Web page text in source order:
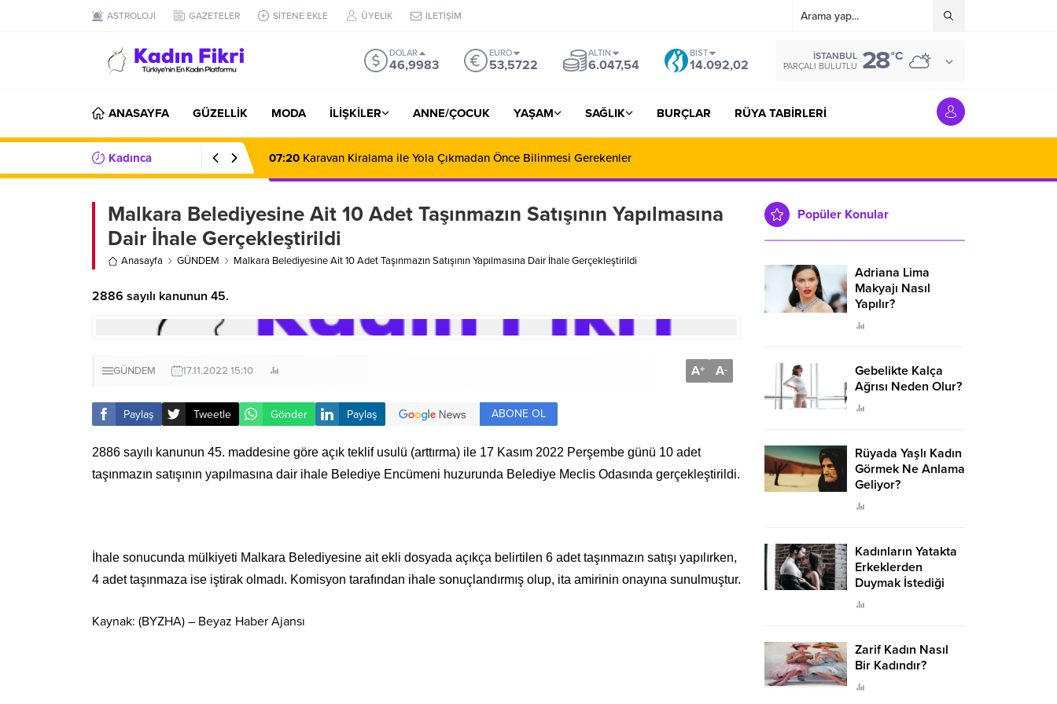
ASTROLOJİ GAZETELER SİTENE EKLE ÜYELİK İLETİŞİM
DOLAR
46,9983
EURO
53,5722
ALTIN
6.047,54
BIST
14.092,02
İSTANBUL
PARÇALI BULUTLU 28°C
ANASAYFA GÜZELLİK MODA İLİŞKİLER ANNE/ÇOCUK YAŞAM SAĞLIK BURÇLAR RÜYA TABİRLERİ
Kadınca 07:20 Karavan Kiralama ile Yola Çıkmadan Önce Bilinmesi Gerekenler
Malkara Belediyesine Ait 10 Adet Taşınmazın Satışının Yapılmasına
Dair İhale Gerçekleştirildi
Anasayfa GÜNDEM Malkara Belediyesine Ait 10 Adet Taşınmazın Satışının Yapılmasına Dair İhale Gerçekleştirildi
2886 sayılı kanunun 45.
GÜNDEM 17.11.2022 15:10 A+ A-
Paylaş Tweetle Gönder Paylaş ABONE OL
2886 sayılı kanunun 45. maddesine göre açık teklif usulü (arttırma) ile 17 Kasım 2022 Perşembe günü 10 adet
taşınmazın satışının yapılmasına dair ihale Belediye Encümeni huzurunda Belediye Meclis Odasında gerçekleştirildi.
İhale sonucunda mülkiyeti Malkara Belediyesine ait ekli dosyada açıkça belirtilen 6 adet taşınmazın satışı yapılırken,
4 adet taşınmaza ise iştirak olmadı. Komisyon tarafından ihale sonuçlandırmış olup, ita amirinin onayına sunulmuştur.
Kaynak: (BYZHA) – Beyaz Haber Ajansı
Popüler Konular
Adriana Lima
Makyajı Nasıl
Yapılır?
Gebelikte Kalça
Ağrısı Neden Olur?
Rüyada Yaşlı Kadın
Görmek Ne Anlama
Geliyor?
Kadınların Yatakta
Erkeklerden
Duymak İstediği
Sözler
Zarif Kadın Nasıl
Bir Kadındır?